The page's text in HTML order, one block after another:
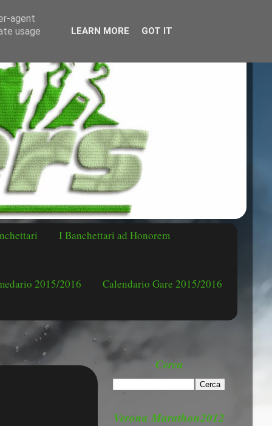
I Banchettari ad Honorem
2015/2016
Calendario Gare 2015/2016
Cerca
Verona Marathon2012
agent
usage
LEARN MORE GOT IT